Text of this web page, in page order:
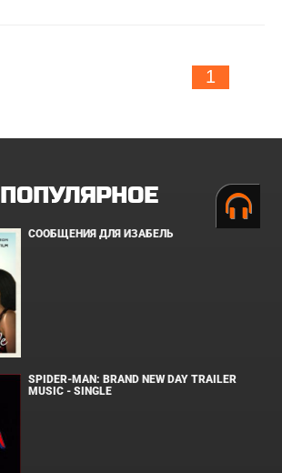
1
ПОПУЛЯРНОЕ
СООБЩЕНИЯ ДЛЯ ИЗАБЕЛЬ
SPIDER-MAN: BRAND NEW DAY TRAILER
MUSIC - SINGLE